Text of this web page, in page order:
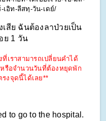
เอิท-ลีสทฺ-วัน-เดย์/
สีย ฉันต้องลาป่วยเป็น
ย 1 วัน
เราสามารถเปลี่ยนคำได้
รือจำนวนวันที่ต้องหยุดพัก
งจุดนี้ได้เลย**
to go to the hospital.